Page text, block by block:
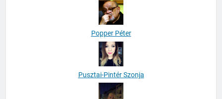
Popper Péter
Pusztai-Pintér Szonja